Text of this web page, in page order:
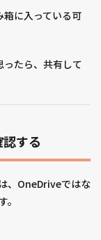
箱に入っている可
ったら、共有して
する
、OneDriveではな